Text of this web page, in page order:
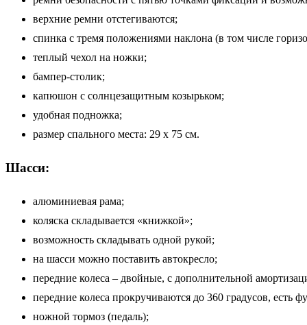
верхние ремни отстегиваются;
спинка с тремя положениями наклона (в том числе
теплый чехол на ножки;
бампер-столик;
капюшон с солнцезащитным козырьком;
удобная подножка;
размер спального места: 29 х 75 см.
Шасси:
алюминиевая рама;
коляска складывается «книжкой»;
возможность складывать одной рукой;
на шасси можно поставить автокресло;
передние колеса – двойные, с дополнительной
передние колеса прокручиваются до 360 градусов, есть
ножной тормоз (педаль);